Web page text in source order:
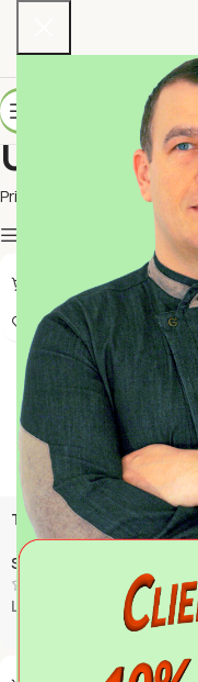
Prima pagină
Trufe ciocolata alune
padure 75gr
SKU:
La comanda